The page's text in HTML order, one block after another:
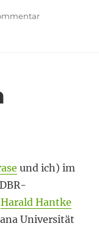
zu
und ich) im
Harald Hantke
Universität